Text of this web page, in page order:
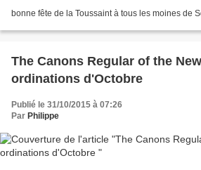
bonne fête de la Toussaint à tous les moines de
The Canons Regular of the
ordinations d'Octobre
Publié le 31/10/2015 à 07:26
Par Philippe